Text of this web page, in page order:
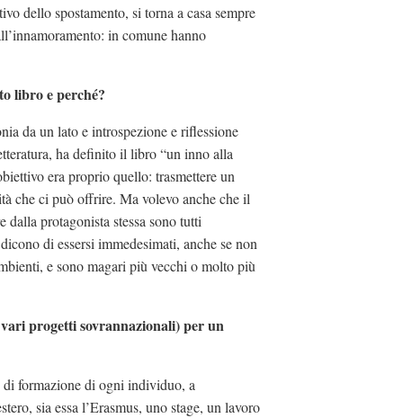
dello spostamento, si torna a casa sempre
in comune hanno
libro e perché?
da un lato e introspezione e riflessione
ha definito il libro “un inno alla
era proprio quello: trasmettere un
che ci può offrire. Ma volevo anche che il
protagonista stessa sono tutti
di essersi immedesimati, anche se non
e sono magari più vecchi o molto più
progetti sovrannazionali) per un
di formazione di ogni individuo, a
sia essa l’Erasmus, uno stage, un lavoro